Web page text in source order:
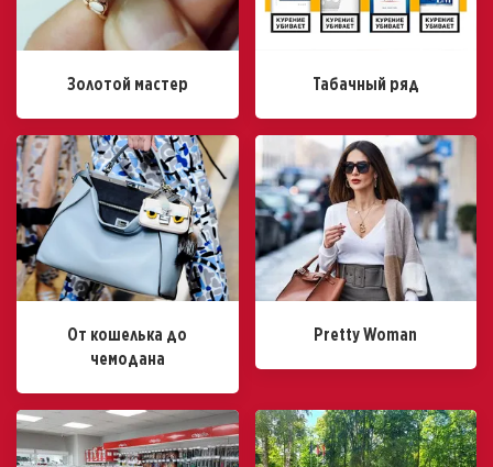
Золотой мастер Табачный ряд
От кошелька до
чемодана
Pretty Woman